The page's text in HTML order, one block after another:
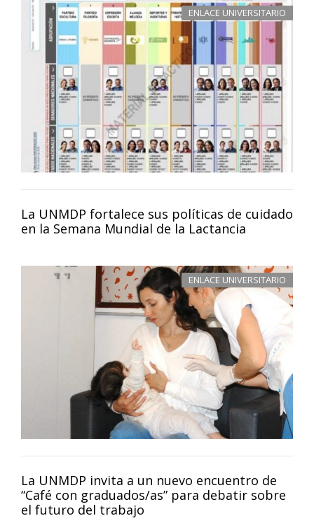
ENLACE UNIVERSITARIO
La UNMDP fortalece sus políticas de cuidado
en la Semana Mundial de la Lactancia
ENLACE UNIVERSITARIO
La UNMDP invita a un nuevo encuentro de
“Café con graduados/as” para debatir sobre
el futuro del trabajo